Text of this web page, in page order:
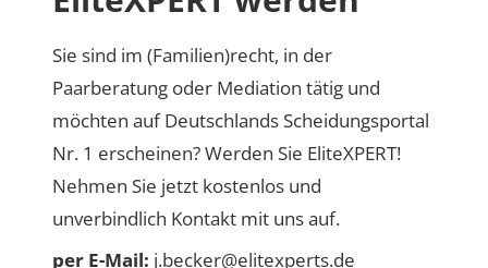
Sie sind im (Familien)recht, in der
Paarberatung oder Mediation tätig und
möchten auf Deutschlands Scheidungsportal
Nr. 1 erscheinen? Werden Sie EliteXPERT!
Nehmen Sie jetzt kostenlos und
unverbindlich Kontakt mit uns auf.
per E-Mail: j.becker@elitexperts.de